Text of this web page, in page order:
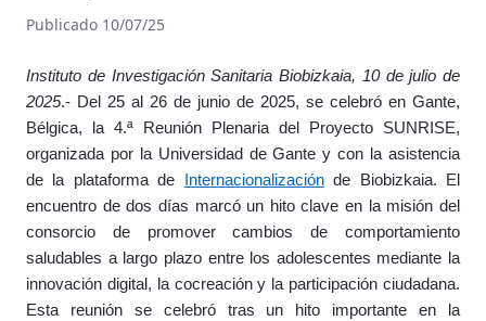
Publicado 10/07/25
Instituto de Investigación Sanitaria Biobizkaia, 10 de julio de
2025.- Del 25 al 26 de junio de 2025, se celebró en Gante,
Bélgica, la 4.ª Reunión Plenaria del Proyecto SUNRISE,
organizada por la Universidad de Gante y con la asistencia
de la plataforma de
Internacionalizaciónde Biobizkaia. El
encuentro de dos días marcó un hito clave en la misión del
consorcio de promover cambios de comportamiento
saludables a largo plazo entre los adolescentes mediante la
innovación digital, la cocreación y la participación ciudadana.
Esta reunión se celebró tras un hito importante en la